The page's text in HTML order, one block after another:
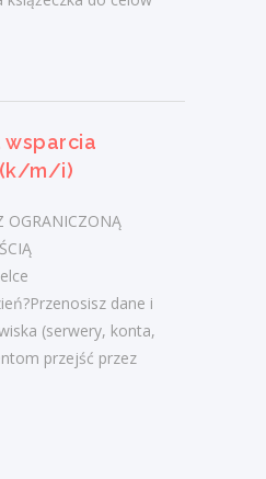
wsparcia
(k/m/i)
OGRANICZONĄ
dane i
(serwery, konta,
przejść przez